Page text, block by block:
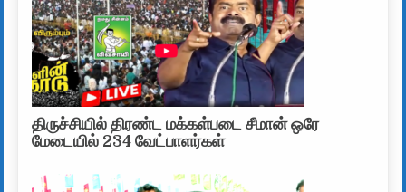
திருச்சியில் திரண்ட மக்கள்படை சீமான் ஒரே
மேடையில் 234 வேட்பாளர்கள்